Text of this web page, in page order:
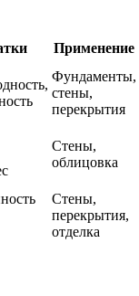
Применение
Фундаменты,
стены,
перекрытия
Стены,
облицовка
Стены,
перекрытия,
отделка